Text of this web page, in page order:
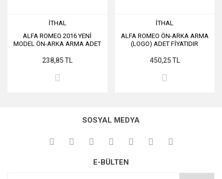
İTHAL
ALFA ROMEO 2016 YENİ
MODEL ÖN-ARKA ARMA ADET
238,85 TL
İTHAL
ALFA ROMEO ÖN-ARKA ARMA
(LOGO) ADET FİYATIDIR
450,25 TL
SOSYAL MEDYA
E-BÜLTEN